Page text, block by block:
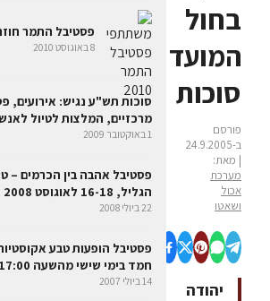
בחול
המועד
סוכות
פורסם
ב-24.9.2005
| מאת:
מערכת
אכול
ושאטו
יהודה
פסטיבל התמר חוזר
8 באוגוסט 2010
סוכות תש"ע נגיש: אירועים,
מרכזיים, המלצות לטיול
1 באוקטובר 2009
פסטיבל אהבה בין הכרמים –
הגליל, 16-18 לאוגוסט 2008
22 ביולי 2008
פסטיבל הופעות טבע
חמד בימי שישי מהשעה 17:00
14 ביולי 2007